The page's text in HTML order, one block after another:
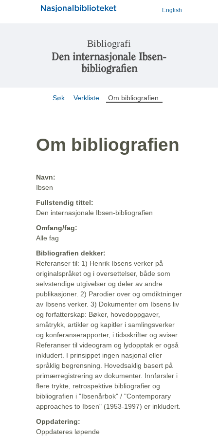
English
Bibliografi
Den internasjonale Ibsen-
bibliografien
Søk Verkliste Om bibliografien
Om bibliografien
Navn:
Ibsen
Fullstendig tittel:
Den internasjonale Ibsen-bibliografien
Omfang/fag:
Alle fag
Bibliografien dekker:
Referanser til: 1) Henrik Ibsens verker på
originalspråket og i oversettelser, både som
selvstendige utgivelser og deler av andre
publikasjoner. 2) Parodier over og omdiktninger
av Ibsens verker. 3) Dokumenter om Ibsens liv
og forfatterskap: Bøker, hovedoppgaver,
småtrykk, artikler og kapitler i samlingsverker
og konferanserapporter, i tidsskrifter og aviser.
Referanser til videogram og lydopptak er også
inkludert. I prinsippet ingen nasjonal eller
språklig begrensning. Hovedsaklig basert på
primærregistrering av dokumenter. Innførsler i
flere trykte, retrospektive bibliografier og
bibliografien i "Ibsenårbok" / "Contemporary
approaches to Ibsen" (1953-1997) er inkludert.
Oppdatering:
Oppdateres løpende